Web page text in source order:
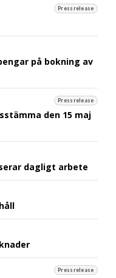
Pressrelease
på bokning av
Pressrelease
den 15 maj
dagligt arbete
Pressrelease